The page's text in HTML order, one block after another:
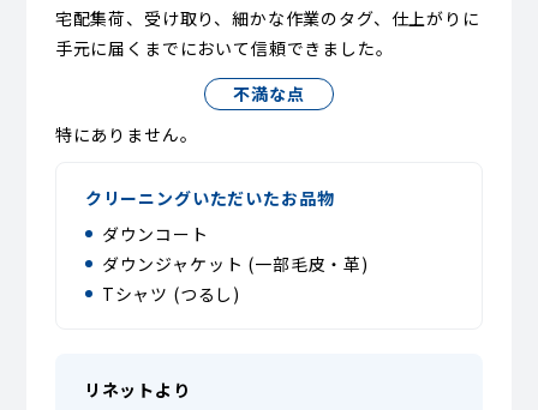
宅配集荷、受け取り、細かな作業のタグ、仕上がりに
手元に届くまでにおいて信頼できました。
不満な点
特にありません。
クリーニングいただいたお品物
ダウンコート
ダウンジャケット (一部毛皮・革)
Tシャツ (つるし)
リネットより